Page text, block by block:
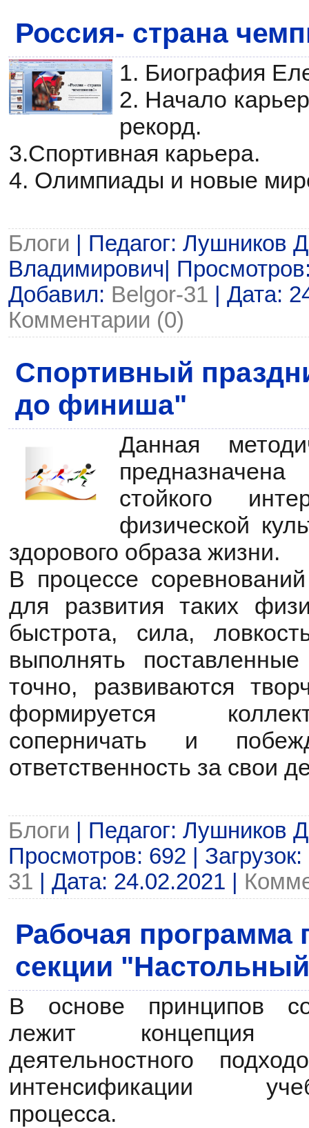
Россия- страна
1. Биография
2. Начало
рекорд.
3.Спортивная карьера.
4. Олимпиады и новые
Блоги | Педагог: Лушников
Владимирович|
Добавил: Belgor-31 | Дата:
Комментарии (0)
Спортивный
до финиша"
Данная
стойкого
физической
здорового образа жизни.
В процессе
для развития таких
быстрота, сила,
выполнять
точно, развиваются
формируется
соперничать и
ответственность за свои
Блоги | Педагог: Лушников
Просмотров: 692 |
31 | Дата: 24.02.2021
Рабочая программа
секции
В основе принципов
лежит концепция
деятельностного
интенсификации
процесса.